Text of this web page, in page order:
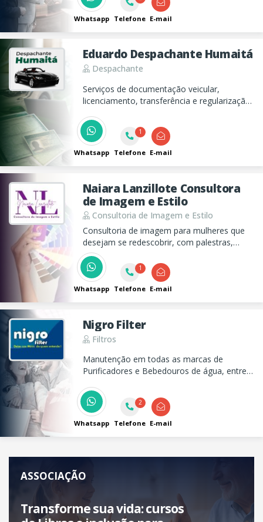
ambiente muito mais bonito, confortável e
produtivo.
Whatsapp Telefone E-mail
Eduardo Despachante Humaitá
Despachante
Serviços de documentação veicular,
licenciamento, transferência e regularização
acompanhamento completo dos processos.
Entre em contato para orientações.
Whatsapp
1
Telefone E-mail
Naiara Lanzillote Consultora
de Imagem e Estilo
Consultoria de Imagem e Estilo
Consultoria de imagem para mulheres que
desejam se redescobrir, com palestras,
análise de coloração e estilo pessoal.
Transforme sua imagem com autenticidade,
autoestima e propósito.
Whatsapp
1
Telefone E-mail
Nigro Filter
Filtros
Manutenção em todas as marcas de
Purificadores e Bebedouros de água, entre
de peças e elementos filtrantes.
Whatsapp
2
Telefone E-mail
ASSOCIAÇÃO
Transforme sua vida: cursos